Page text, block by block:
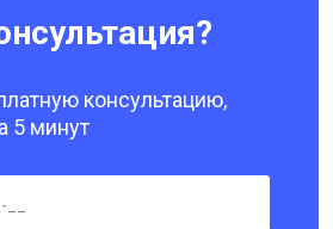
консультацию,
5 минут